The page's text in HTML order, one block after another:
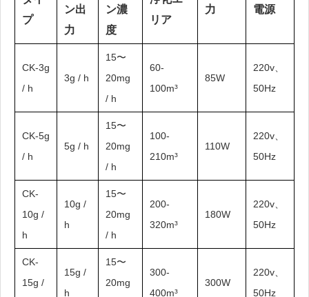
プ
ン出
力
ン濃
度
リア
力 電源
CK-3g
/ h
3g / h
15〜
20mg
/ h
60-
100m³
85W
220v、
50Hz
CK-5g
/ h
5g / h
15〜
20mg
/ h
100-
210m³
110W
220v、
50Hz
CK-
10g /
h
10g /
h
15〜
20mg
/ h
200-
320m³
180W
220v、
50Hz
CK-
15g /
15g /
h
15〜
20mg
300-
400m³
300W
220v、
50Hz